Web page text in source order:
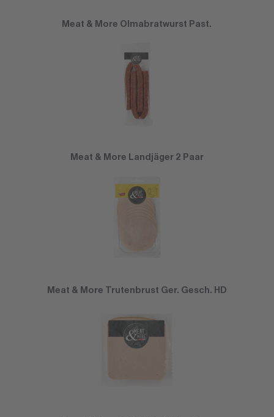
Meat & More Olmabratwurst Past.
Meat & More Landjäger 2 Paar
Meat & More Trutenbrust Ger. Gesch. HD